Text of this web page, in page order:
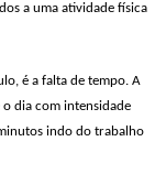
a uma atividade física
é a falta de tempo. A
o dia com intensidade
indo do trabalho